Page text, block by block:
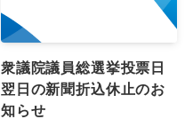
衆議院議員総選挙投票日
翌日の新聞折込休止のお
知らせ